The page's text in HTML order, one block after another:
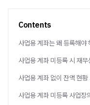
Contents
사업용 계좌는 왜 등록해야
사업용 계좌 미등록 시 재
사업용 계좌 없이 잔액 현
사업용 계좌 미등록 사업장